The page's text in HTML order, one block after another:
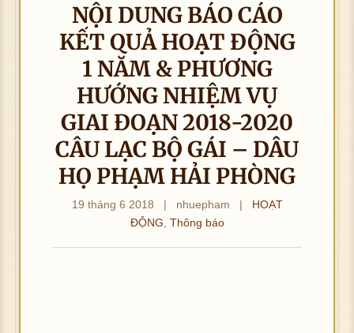
NỘI DUNG BÁO CÁO
KẾT QUẢ HOẠT ĐỘNG
1 NĂM & PHƯƠNG
HƯỚNG NHIỆM VỤ
GIAI ĐOẠN 2018-2020
CÂU LẠC BỘ GÁI – DÂU
HỌ PHẠM HẢI PHÒNG
19 tháng 6 2018 | nhuepham |
HOẠT
ĐỘNG Thông báo